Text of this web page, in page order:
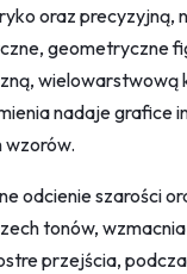
oraz precyzyjną,
geometryczne
wielowarstwową
nadaje grafice
wzorów.
odcienie szarości
tonów,
przejścia,